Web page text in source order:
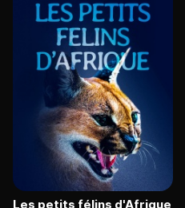
Les petits félins d'Afrique